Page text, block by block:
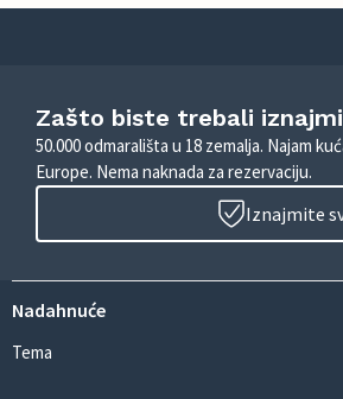
Zašto biste trebali
50.000 odmarališta u 18 zemalja. Najam
Europe. Nema naknada za rezervaciju.
Iznajmite
Nadahnuće
Tema